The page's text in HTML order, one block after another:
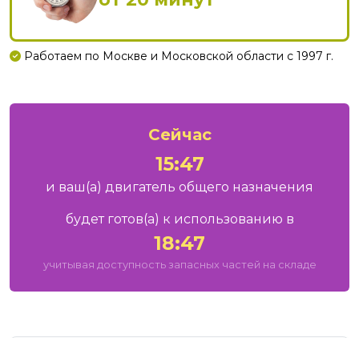
Работаем по Москве и Московской области с 1997 г.
Сейчас
15:47
и ваш(а) двигатель общего назначения
будет готов(а) к использованию в
18:47
учитывая доступность запасных частей на складе